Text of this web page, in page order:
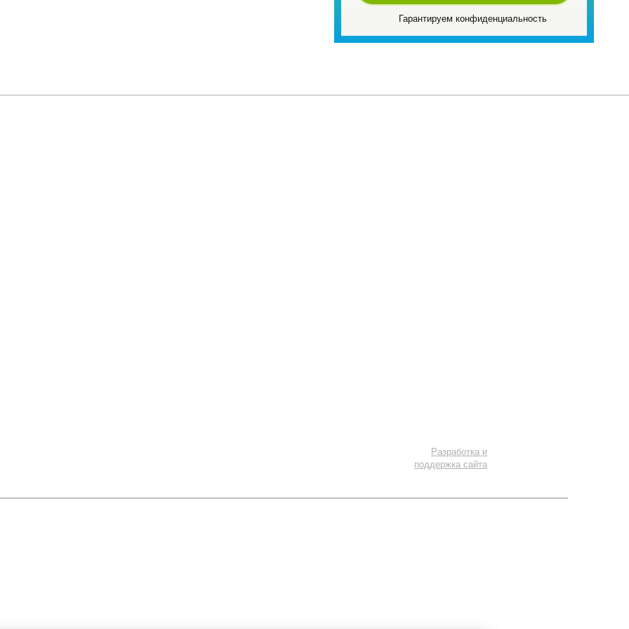
Гарантируем конфиденциальность
Разработка и
поддержка сайта